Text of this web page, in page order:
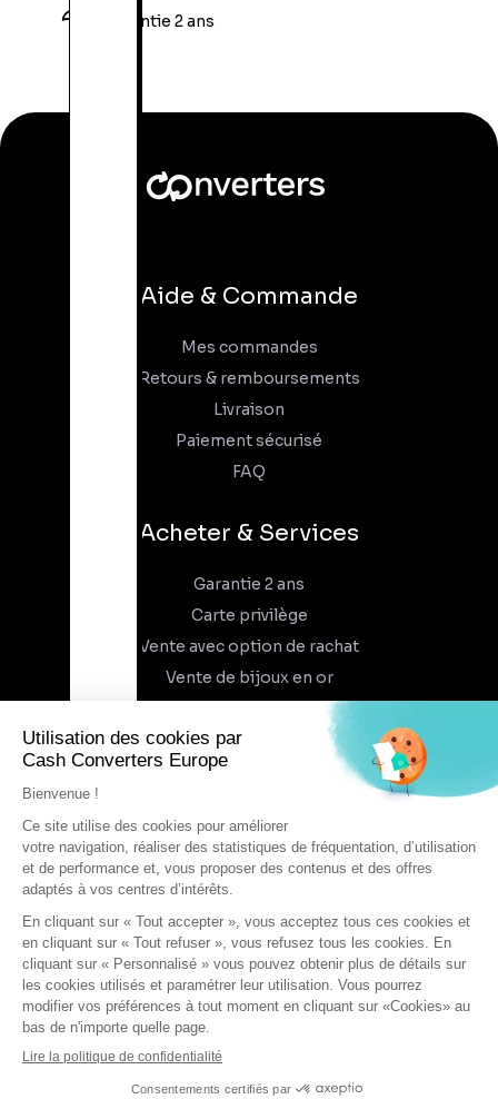
Garantie 2 ans
Aide & Commande
Mes commandes
Retours & remboursements
Livraison
Paiement sécurisé
FAQ
Acheter & Services
Garantie 2 ans
Carte privilège
Vente avec option de rachat
Vente de bijoux en or
À propos
Recrutement
Trouvez un magasin
Rejoindre l'aventure
DEVENIR FRANCHISÉ
Conditions générales d'utilisation
Protection des données